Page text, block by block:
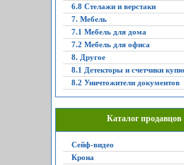
6.8 Стелажи и верстаки
7. Мебель
7.1 Мебель для дома
7.2 Мебель для офиса
8. Другое
8.1 Детекторы и счетчики
8.2 Уничтожители документов
Каталог продавцов
Сейф-видео
Крона